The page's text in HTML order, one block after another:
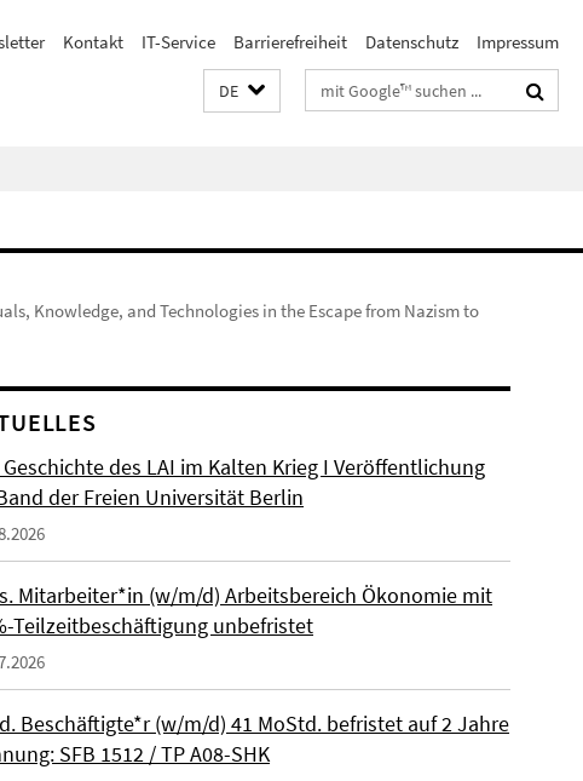
Kontakt IT-Service Barrierefreiheit Datenschutz Impressum
DE Suchbegriffe
Knowledge, and Technologies in the Escape from Nazism to
des LAI im Kalten Krieg I Veröffentlichung
der Freien Universität Berlin
Mitarbeiter*in (w/m/d) Arbeitsbereich Ökonomie mit
Teilzeitbeschäftigung unbefristet
Beschäftigte*r (w/m/d) 41 MoStd. befristet auf 2 Jahre
SFB 1512 / TP A08-SHK